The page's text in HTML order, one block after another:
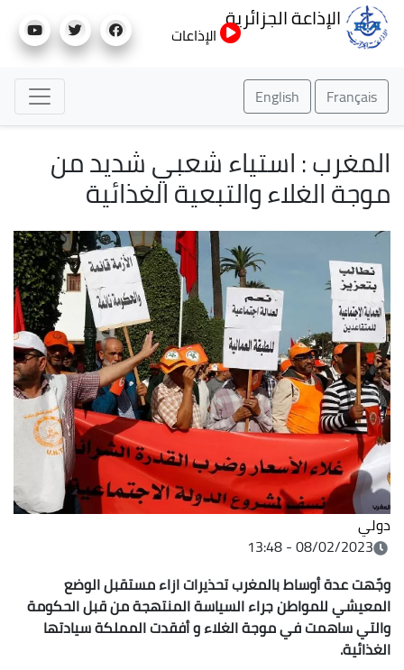
إلى
الإذاعة الجزائرية
الإذاعات
Français
English
المغرب : استياء شعبي شديد من
موجة الغلاء والتبعية الغذائية
دولي
08/02/2023 - 13:48
وجّهت عدة أوساط بالمغرب تحذيرات ازاء مستقبل الوضع
المعيشي للمواطن جراء السياسة المنتهجة من قبل الحكومة
والتي ساهمت في موجة الغلاء و أفقدت المملكة سيادتها
الغذائية.